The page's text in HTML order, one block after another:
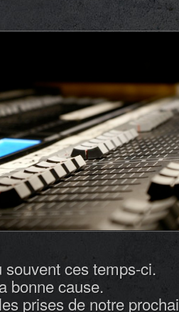
ces temps-ci.
bonne cause.
prises de notre